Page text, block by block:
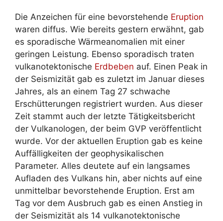
Die Anzeichen für eine bevorstehende Eruption
waren diffus. Wie bereits gestern erwähnt, gab
es sporadische Wärmeanomalien mit einer
geringen Leistung. Ebenso sporadisch traten
vulkanotektonische Erdbeben auf. Einen Peak in
der Seismizität gab es zuletzt im Januar dieses
Jahres, als an einem Tag 27 schwache
Erschütterungen registriert wurden. Aus dieser
Zeit stammt auch der letzte Tätigkeitsbericht
der Vulkanologen, der beim GVP veröffentlicht
wurde. Vor der aktuellen Eruption gab es keine
Auffälligkeiten der geophysikalischen
Parameter. Alles deutete auf ein langsames
Aufladen des Vulkans hin, aber nichts auf eine
unmittelbar bevorstehende Eruption. Erst am
Tag vor dem Ausbruch gab es einen Anstieg in
der Seismizität als 14 vulkanotektonische